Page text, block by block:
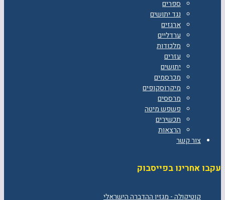
ספרים
נגד יתושים
ארגזים
ערדליים
מלכודות
עזרים
יתושים
מכרסמים
מיקרוסקופים
מרססים
פשפש מיטה
תכשירים
הרצאות
צור קשר
עקבו אחרינו בפייסבוק